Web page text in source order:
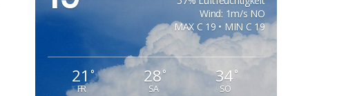
Wind: 1m/s NO
MAX C 19 • MIN C 19
21°
FR
28°
SA
34°
SO